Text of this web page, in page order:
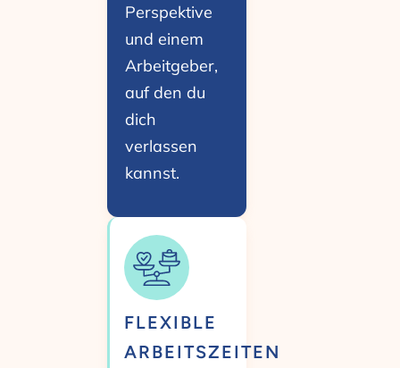
Perspektive
und einem
Arbeitgeber,
auf den du
dich
verlassen
kannst.
FLEXIBLE
ARBEITSZEITEN